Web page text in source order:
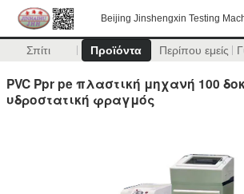
Beijing Jinshengxin Testing
Σπίτι Προϊόντα Περίπου εμείς
PVC Ppr pe πλαστική μηχανή 100
υδροστατική φραγμός